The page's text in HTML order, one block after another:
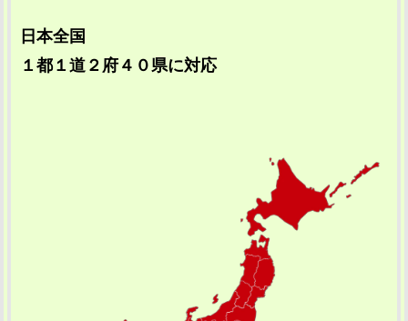
日本全国
１都１道２府４０県に対応